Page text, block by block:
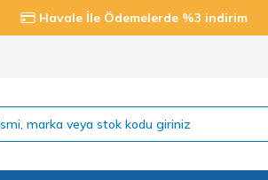
Havale İle Ödemelerde %3 indirim